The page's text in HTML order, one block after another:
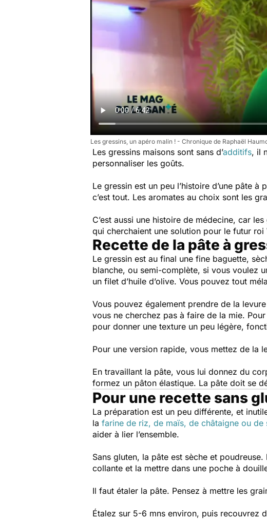
Les gressins, un apéro malin ! - Chronique de Raphaël
Les gressins maisons sont sans d’additifs, il
personnaliser les goûts.
Le gressin est un peu l’histoire d’une pâte
c’est tout. Les aromates au choix sont les
C’est aussi une histoire de médecine, car
qui cherchaient une solution pour le futur
Recette de la pâte à
Le gressin est au final une fine baguette,
blanche, ou semi-complète, si vous voulez
un filet d’huile d’olive. Vous pouvez tout
Vous pouvez également prendre de la
vous ne cherchez pas à faire de la mie.
pour donner une texture un peu légère,
Pour une version rapide, vous mettez de la
En travaillant la pâte, vous lui donnez du
formez un pâton élastique. La pâte doit se
Pour une recette sans
La préparation est un peu différente, et
la farine de riz, de maïs, de châtaigne ou de
aider à lier l’ensemble.
Sans gluten, la pâte est sèche et
collante et la mettre dans une poche à
Il faut étaler la pâte. Pensez à mettre les
Étalez sur 5-6 mns environ, puis recouvrez